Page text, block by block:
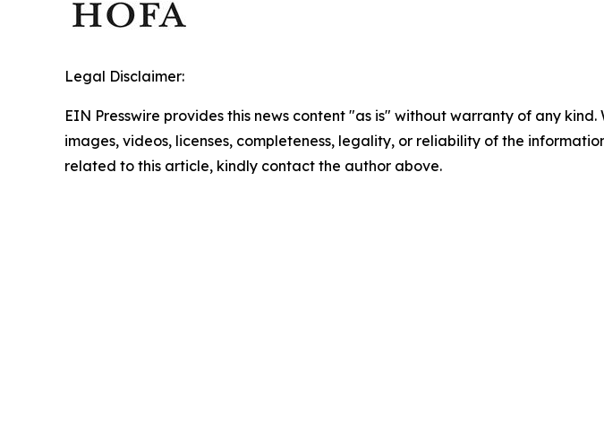
Legal Disclaimer:
EIN Presswire provides this news content "as is" without warranty of any
images, videos, licenses, completeness, legality, or reliability of the
related to this article, kindly contact the author above.